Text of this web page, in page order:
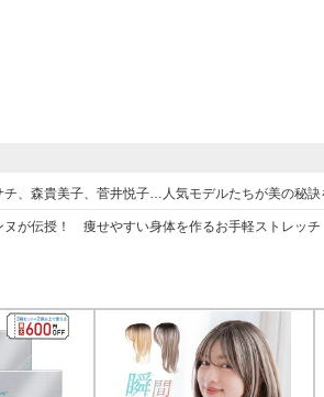
チ、森貴美子、菅井悦子…人気モデルたちが美の秘訣
ヌが伝授！ 痩せやすい身体を作るお手軽ストレッチ